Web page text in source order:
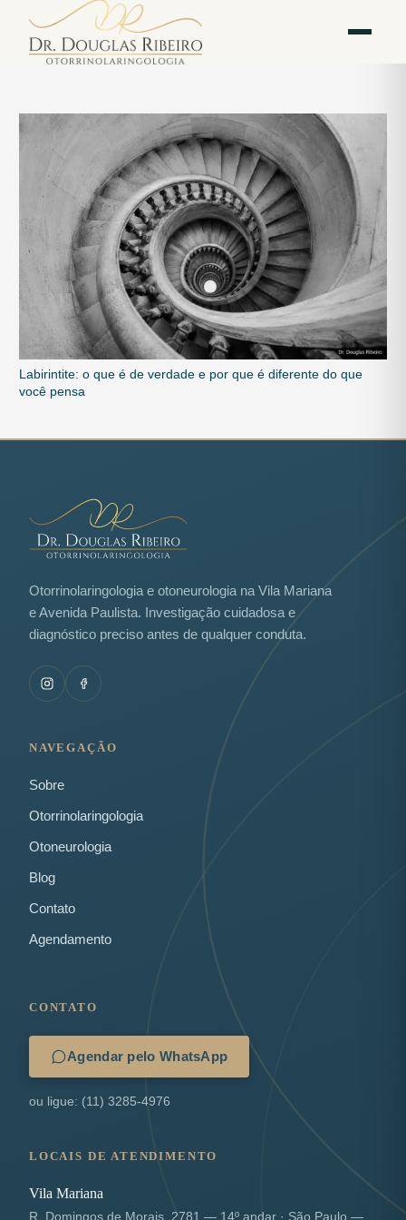
Mariana
Av. Paulista — Bela
Vista
Labirintite: o que é de verdade e por que é diferente do que
você pensa
Otorrinolaringologia e otoneurologia na Vila Mariana
e Avenida Paulista. Investigação cuidadosa e
diagnóstico preciso antes de qualquer conduta.
NAVEGAÇÃO
Sobre
Otorrinolaringologia
Otoneurologia
Blog
Contato
Agendamento
CONTATO
Agendar pelo WhatsApp
ou ligue: (11) 3285-4976
LOCAIS DE ATENDIMENTO
Vila Mariana
R. Domingos de Morais, 2781 — 14º andar · São Paulo —